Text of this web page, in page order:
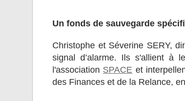
Un fonds de sauvegarde
Christophe et Séverine SERY,
signal d’alarme. Ils s'allient à
l'association SPACE et
des Finances et de la Relance,